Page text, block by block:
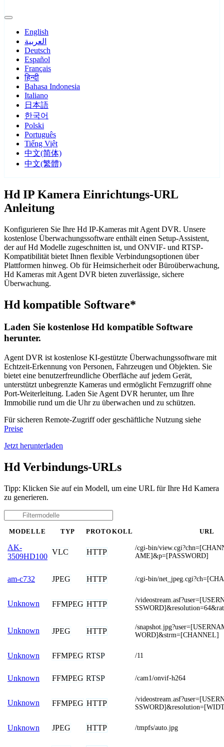
English
العربية
Deutsch
Español
Français
हिन्दी
Bahasa Indonesia
Italiano
日本語
한국어
Polski
Português
Tiếng Việt
中文(简体)
中文(繁體)
Hd IP Kamera Einrichtungs-URL
Anleitung
Konfigurieren Sie Ihre Hd IP-Kameras mit Agent DVR. Unsere
kostenlose Überwachungssoftware enthält einen Setup-Assistent,
der auf Hd Modelle zugeschnitten ist, und ONVIF- und RTSP-
Kompatibilität bietet Ihnen flexible Verbindungsoptionen über
Plattformen hinweg. Ob für Heimsicherheit oder Büroüberwachung,
Hd Kameras mit Agent DVR bieten zuverlässige, sichere
Überwachung.
Hd kompatible Software*
Laden Sie kostenlose Hd kompatible Software
herunter.
Agent DVR ist kostenlose KI-gestützte Überwachungssoftware mit
Echtzeit-Erkennung von Personen, Fahrzeugen und Objekten. Sie
bietet eine benutzerfreundliche Oberfläche auf jedem Gerät,
unterstützt unbegrenzte Kameras und ermöglicht Fernzugriff ohne
Port-Weiterleitung. Laden Sie Agent DVR herunter, um Ihre
Immobilie rund um die Uhr zu überwachen und zu schützen.
Für sicheren Remote-Zugriff oder geschäftliche Nutzung siehe
Preise
Jetzt herunterladen
Hd Verbindungs-URLs
Tipp: Klicken Sie auf ein Modell, um eine URL für Ihre Hd Kamera
zu generieren.
MODELLE TYP PROTOKOLL URL
AK-
3509HD100
VLC HTTP
/cgi-bin/
AME]&p=[PASSWORD]
am-c732 JPEG HTTP /cgi-bin/
Unknown FFMPEG HTTP
/
Unknown JPEG HTTP
/
WORD]&strm=[CHANNEL]
Unknown FFMPEG RTSP /11
Unknown FFMPEG RTSP /cam1/onvif-h264
Unknown FFMPEG HTTP
/
Unknown JPEG HTTP /tmpfs/auto.jpg